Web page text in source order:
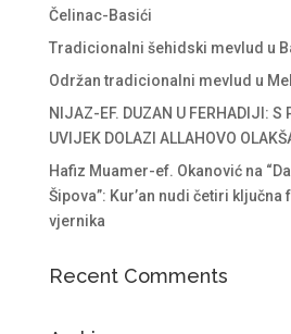
Čelinac-Basići
Tradicionalni šehidski mevlud u
Održan tradicionalni mevlud u
NIJAZ-EF. DUZAN U FERHADIJI: S
UVIJEK DOLAZI ALLAHOVO
Hafiz Muamer-ef. Okanović na
Šipova”: Kur’an nudi četiri ključna
vjernika
Recent Comments